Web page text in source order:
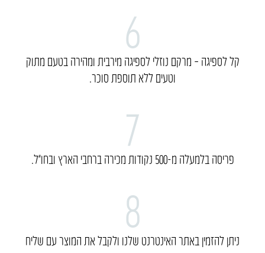
6
קל לספיגה – מרקם נוזלי לספיגה מירבית ומהירה בטעם מתוק
וטעים ללא תוספת סוכר.
7
פריסה בלמעלה מ-500 נקודות מכירה ברחבי הארץ ובחו”ל.
8
ניתן להזמין באתר האינטרנט שלנו ולקבל את המוצר עם שליח